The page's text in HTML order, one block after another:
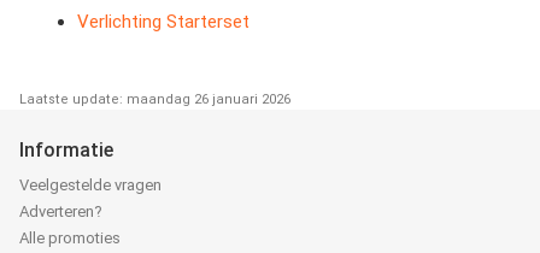
Verlichting Starterset
Laatste update: maandag 26 januari 2026
Informatie
Veelgestelde vragen
Adverteren?
Alle promoties